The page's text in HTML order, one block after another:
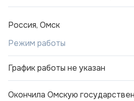
Россия, Омск
Режим работы
График работы не указан
Окончила Омскую